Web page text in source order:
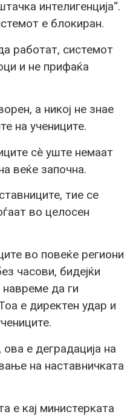
интелигенција“.
е блокиран.
работат, системот
и не прифаќа
а никој не знае
на учениците.
сè уште немаат
веќе започна.
тие се
во целосен
во повеќе региони
часови, бидејќи
навреме да ги
е директен удар и
е деградација на
на наставничката
е кај министерката